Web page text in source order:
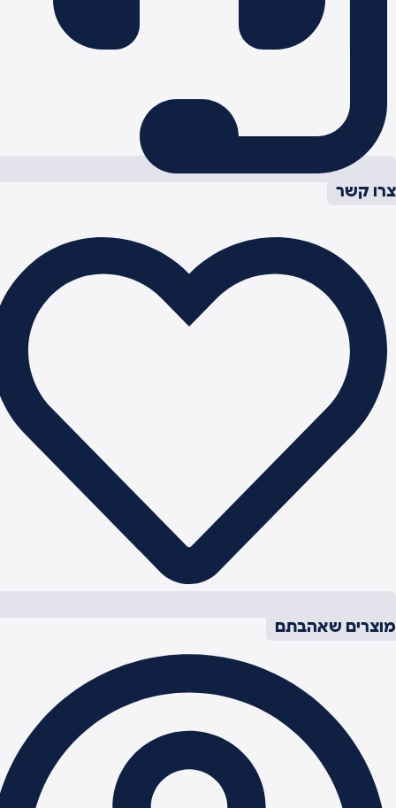
צרו קשר
מוצרים שאהבתם